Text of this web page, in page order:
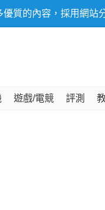
質的內容，採用網站
遊戲/電競 評測